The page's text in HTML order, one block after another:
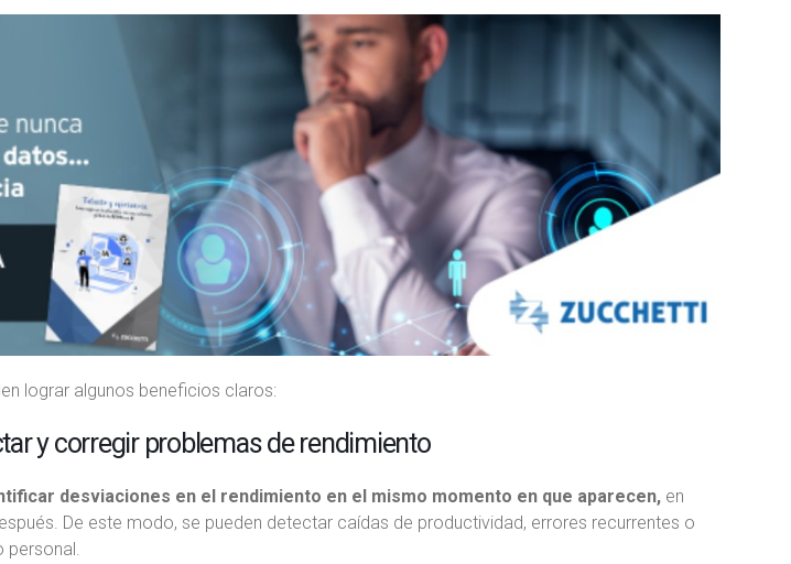
lograr algunos beneficios claros:
y corregir problemas de rendimiento
desviaciones en el rendimiento en el mismo momento en que aparecen,en
De este modo, se pueden detectar caídas de productividad, errores recurrentes o